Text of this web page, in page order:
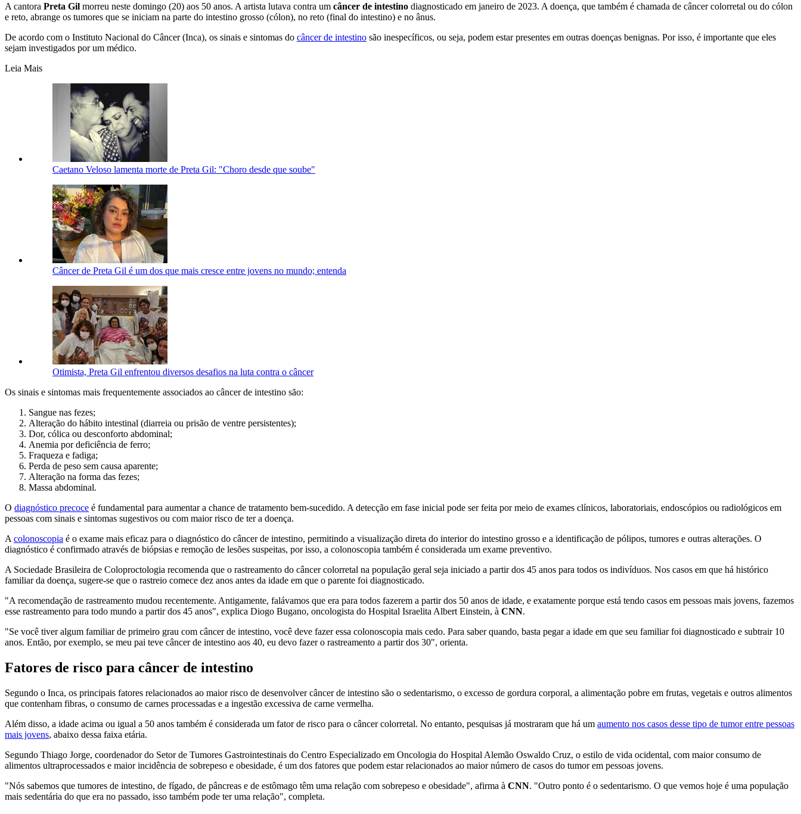
A cantora Preta Gil morreu neste domingo (20) aos 50 anos. A artista lutava contra um câncer de intestino diagnosticado em janeiro de 2023. A doença, que também é chamada de câncer colorretal ou do cólon
e reto, abrange os tumores que se iniciam na parte do intestino grosso (cólon), no reto (final do intestino) e no ânus.
De acordo com o Instituto Nacional do Câncer (Inca), os sinais e sintomas do câncer de intestino são inespecíficos, ou seja, podem estar presentes em outras doenças benignas. Por isso, é importante que eles
sejam investigados por um médico.
Leia Mais
Caetano Veloso lamenta morte de Preta Gil: "Choro desde que soube"
Câncer de Preta Gil é um dos que mais cresce entre jovens no mundo; entenda
Otimista, Preta Gil enfrentou diversos desafios na luta contra o câncer
Os sinais e sintomas mais frequentemente associados ao câncer de intestino são:
Sangue nas fezes;
Alteração do hábito intestinal (diarreia ou prisão de ventre persistentes);
Dor, cólica ou desconforto abdominal;
Anemia por deficiência de ferro;
Fraqueza e fadiga;
Perda de peso sem causa aparente;
Alteração na forma das fezes;
Massa abdominal.
O diagnóstico precoce é fundamental para aumentar a chance de tratamento bem-sucedido. A detecção em fase inicial pode ser feita por meio de exames clínicos, laboratoriais, endoscópios ou radiológicos em
pessoas com sinais e sintomas sugestivos ou com maior risco de ter a doença.
A colonoscopia é o exame mais eficaz para o diagnóstico do câncer de intestino, permitindo a visualização direta do interior do intestino grosso e a identificação de pólipos, tumores e outras alterações. O
diagnóstico é confirmado através de biópsias e remoção de lesões suspeitas, por isso, a colonoscopia também é considerada um exame preventivo.
A Sociedade Brasileira de Coloproctologia recomenda que o rastreamento do câncer colorretal na população geral seja iniciado a partir dos 45 anos para todos os indivíduos. Nos casos em que há histórico
familiar da doença, sugere-se que o rastreio comece dez anos antes da idade em que o parente foi diagnosticado.
"A recomendação de rastreamento mudou recentemente. Antigamente, falávamos que era para todos fazerem a partir dos 50 anos de idade, e exatamente porque está tendo casos em pessoas mais jovens, fazemos
esse rastreamento para todo mundo a partir dos 45 anos", explica Diogo Bugano, oncologista do Hospital Israelita Albert Einstein, à CNN.
"Se você tiver algum familiar de primeiro grau com câncer de intestino, você deve fazer essa colonoscopia mais cedo. Para saber quando, basta pegar a idade em que seu familiar foi diagnosticado e subtrair 10
anos. Então, por exemplo, se meu pai teve câncer de intestino aos 40, eu devo fazer o rastreamento a partir dos 30", orienta.
Fatores de risco para câncer de intestino
Segundo o Inca, os principais fatores relacionados ao maior risco de desenvolver câncer de intestino são o sedentarismo, o excesso de gordura corporal, a alimentação pobre em frutas, vegetais e outros alimentos
que contenham fibras, o consumo de carnes processadas e a ingestão excessiva de carne vermelha.
Além disso, a idade acima ou igual a 50 anos também é considerada um fator de risco para o câncer colorretal. No entanto, pesquisas já mostraram que há um aumento nos casos desse tipo de tumor entre pessoas
mais jovens, abaixo dessa faixa etária.
Segundo Thiago Jorge, coordenador do Setor de Tumores Gastrointestinais do Centro Especializado em Oncologia do Hospital Alemão Oswaldo Cruz, o estilo de vida ocidental, com maior consumo de
alimentos ultraprocessados e maior incidência de sobrepeso e obesidade, é um dos fatores que podem estar relacionados ao maior número de casos do tumor em pessoas jovens.
"Nós sabemos que tumores de intestino, de fígado, de pâncreas e de estômago têm uma relação com sobrepeso e obesidade", afirma à CNN. "Outro ponto é o sedentarismo. O que vemos hoje é uma população
mais sedentária do que era no passado, isso também pode ter uma relação", completa.